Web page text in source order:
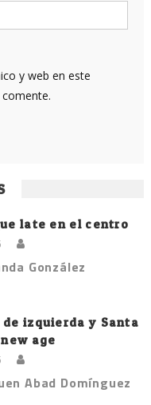
y web en este
late en el centro
González
izquierda y Santa
age
Abad Domínguez